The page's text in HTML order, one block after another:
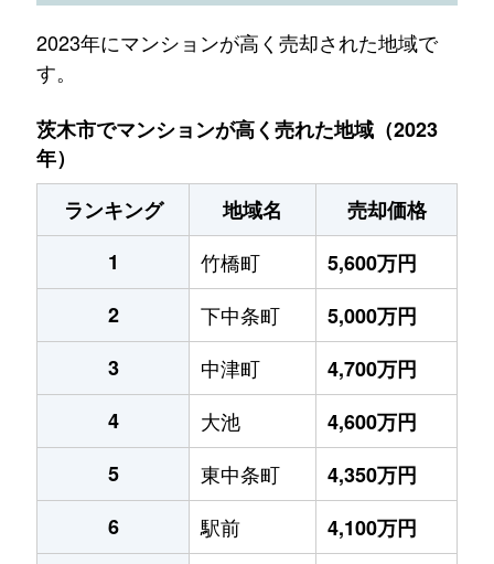
2023年にマンションが高く売却された地域で
す。
茨木市でマンションが高く売れた地域（2023
年）
ランキング
地域名
売却価格
1
竹橋町
5,600万円
2
下中条町
5,000万円
3
中津町
4,700万円
4
大池
4,600万円
5
東中条町
4,350万円
6
駅前
4,100万円